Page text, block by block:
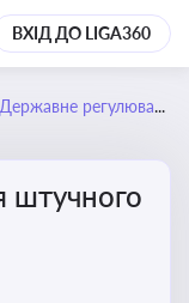
ВХІД ДО LIGA360
Державне регулювання штучного інтелекту
штучного